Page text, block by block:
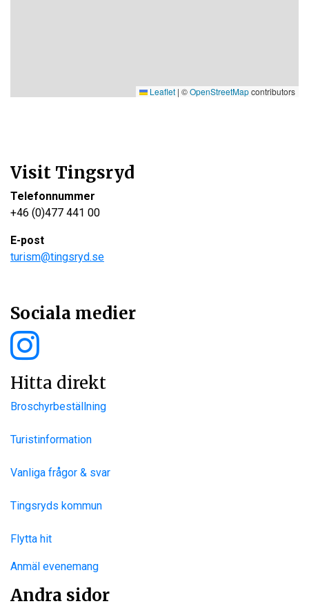
Leaflet | ©OpenStreetMapcontributors
Visit Tingsryd
Telefonnummer
+46 (0)477 441 00
E-post
turism@tingsryd.se
Sociala medier
Hitta direkt
Broschyrbeställning
Turistinformation
Vanliga frågor & svar
Tingsryds kommun
Flytta hit
Anmäl evenemang
Andra sidor